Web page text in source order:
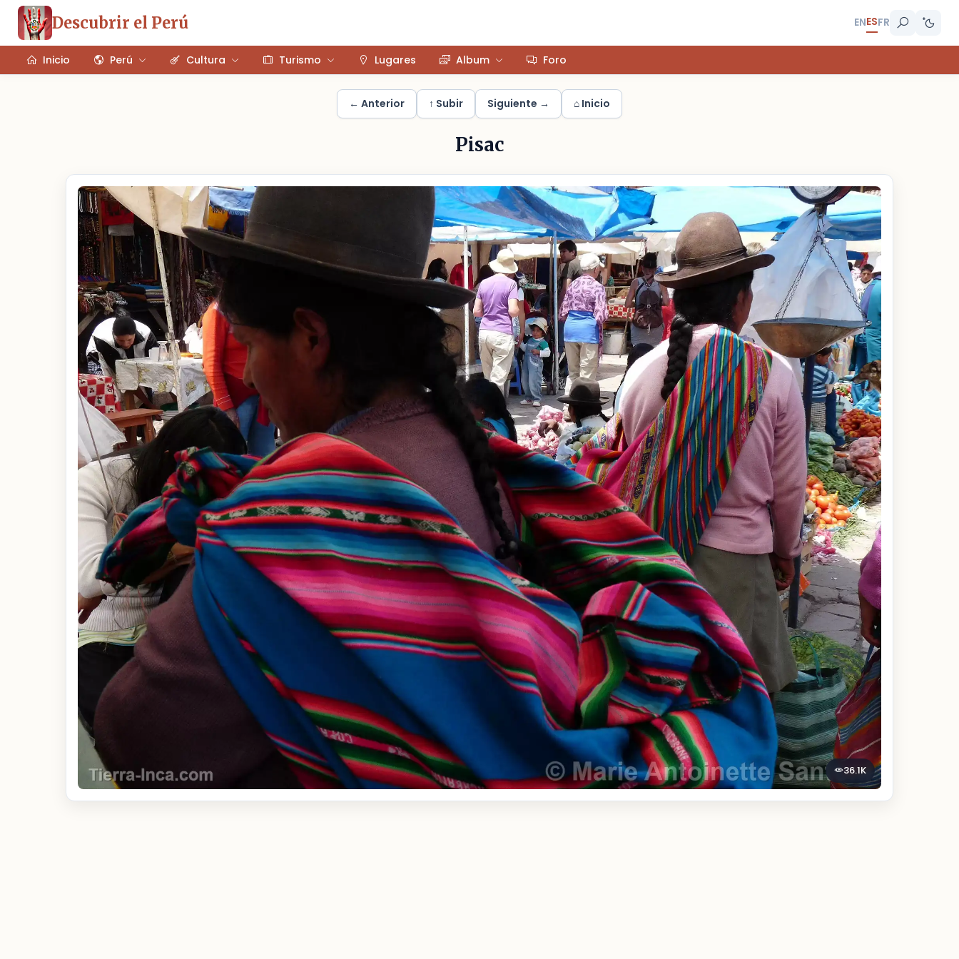
Descubrir el Perú ENESFR
Inicio Perú Cultura Turismo Lugares Album Foro
← Anterior ↑ Subir Siguiente → ⌂ Inicio
Pisac
36.1K